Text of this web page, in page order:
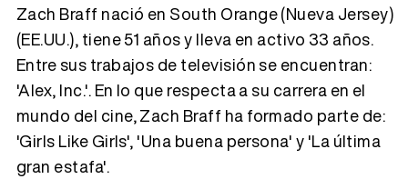
Zach Braff nació en South Orange (Nueva Jersey)
(EE.UU.), tiene 51 años y lleva en activo 33 años.
Entre sus trabajos de televisión se encuentran:
'Alex, Inc.'. En lo que respecta a su carrera en el
mundo del cine, Zach Braff ha formado parte de:
'Girls Like Girls', 'Una buena persona' y 'La última
gran estafa'.